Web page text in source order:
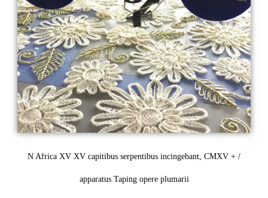
N Africa XV XV capitibus serpentibus incingebant, CMXV + /
apparatus Taping opere plumarii